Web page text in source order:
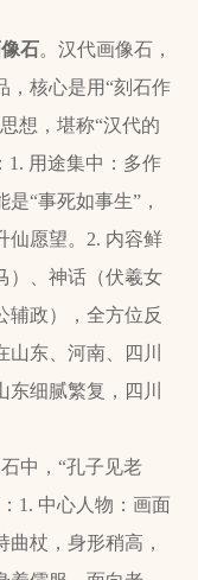
石。汉代画像石，
，核心是用“刻石作
想，堪称“汉代的
1. 用途集中：多作
“事死如事生”，
仙愿望。2. 内容鲜
）、神话（伏羲女
辅政），全方位反
东、河南、四川
细腻繁复，四川
中，“孔子见老
1. 中心人物：画面
杖，身形稍高，